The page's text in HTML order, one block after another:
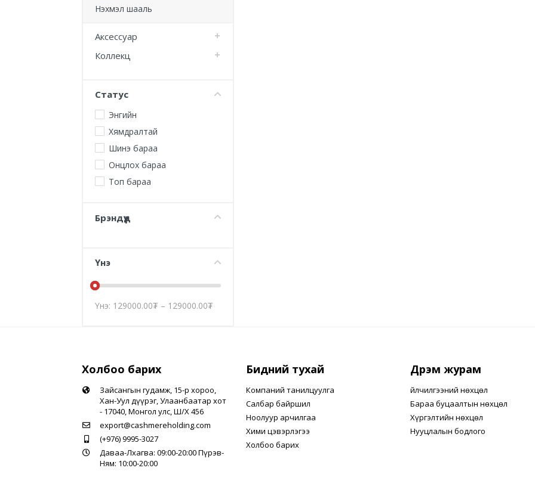
Нэхмэл шааль
Аксессуар
Коллекц
Статус
Энгийн
Хямдралтай
Шинэ бараа
Онцлох бараа
Топ бараа
Брэндүүд
Үнэ
Үнэ: 129000.00₮ – 129000.00₮
Холбоо барих
Зайсангын гудамж, 15-р хороо,
Хан-Уул дүүрэг, Улаанбаатар хот
- 17040, Монгол улс, Ш/Х 456
export@cashmereholding.com
(+976) 9995-3027
Даваа-Лхагва: 09:00-20:00 Пүрэв-
Ням: 10:00-20:00
Бидний тухай
Компаний танилцуулга
Салбар байршил
Ноолуур арчилгаа
Хими цэвэрлэгээ
Холбоо барих
Дүрэм журам
Үйлчилгээний нөхцөл
Бараа буцаалтын нөхцөл
Хүргэлтийн нөхцөл
Нууцлалын бодлого